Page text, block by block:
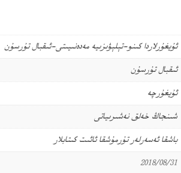
ئۇيغۇرلاردا كىنو-تېلېۋىزىيە مەدەنىيىتى-ئىقبال تۇرسۇن
ئىقبال تۇرسۇن
ئۇيغۇرچە
شىنجاڭ خەلق نەشىرىياتى
باشقا ئەسەرلەر تۇرمۇشقا ئائىت كىتابلار
2018/08/31